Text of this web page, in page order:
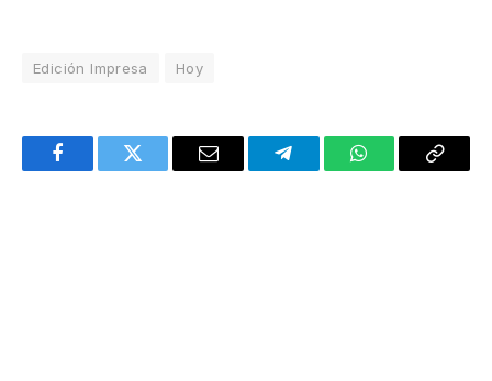
Edición Impresa Hoy
FacebookTwitter Email TelegramWhatsAppCopy